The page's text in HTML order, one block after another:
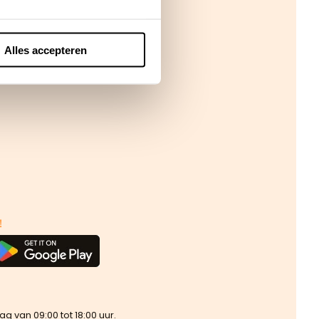
Alles accepteren
van 09:00 tot 18:00 uur.